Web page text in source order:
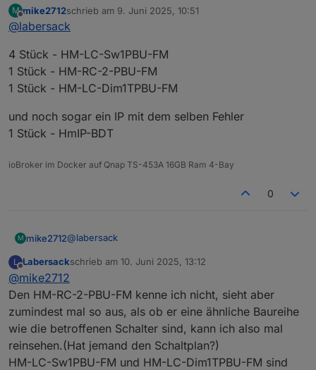
M
Offline
mike2712schrieb am 9. Juni 2025, 10:51
zuletzt editiert von
@labersack
4 Stück - HM-LC-Sw1PBU-FM
1 Stück - HM-RC-2-PBU-FM
1 Stück - HM-LC-Dim1TPBU-FM
und noch sogar ein IP mit dem selben Fehler
1 Stück - HmIP-BDT
ioBroker im Docker auf Qnap TS-453A 16GB Ram 4-Bay
0
M mike2712@labersack
4 Stück - HM-LC-Sw1PBU-FM
1 Stück - HM-RC-2-PBU-FM
1 Stück - HM-LC-Dim1TPBU-FM
und noch sogar ein IP mit dem selben Fehler
1 Stück - HmIP-BDT
L
Offline
Labersackschrieb am 10. Juni 2025, 13:12
zuletzt editiert von
@mike2712
Den HM-RC-2-PBU-FM kenne ich nicht, sieht aber
zumindest mal so aus, als ob er eine ähnliche Baureihe
wie die betroffenen Schalter sind, kann ich also mal
reinsehen.(Hat jemand den Schaltplan?)
HM-LC-Sw1PBU-FM und HM-LC-Dim1TPBU-FM sind